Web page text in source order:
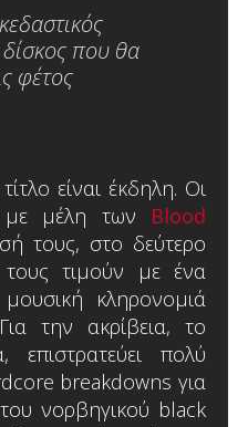
που θα
φέτος
είναι έκδηλη. Οι
με μέλη των Blood
τους, στο δεύτερο
τιμούν με ένα
κληρονομιά
την ακρίβεια, το
επιστρατεύει πολύ
breakdowns για
νορβηγικού black